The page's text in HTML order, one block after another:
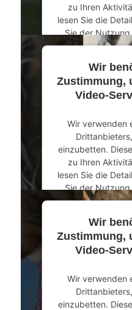
zu Ihren
lesen Sie die
Sie der
dieses
Mehr
powered by
Management
Wir
Zustimmung,
Video-
Wir verwenden
einzubetten.
zu Ihren
lesen Sie die
Sie der
dieses
Mehr
powered by
Management
Wir
Zustimmung,
Video-
Wir verwenden
einzubetten.